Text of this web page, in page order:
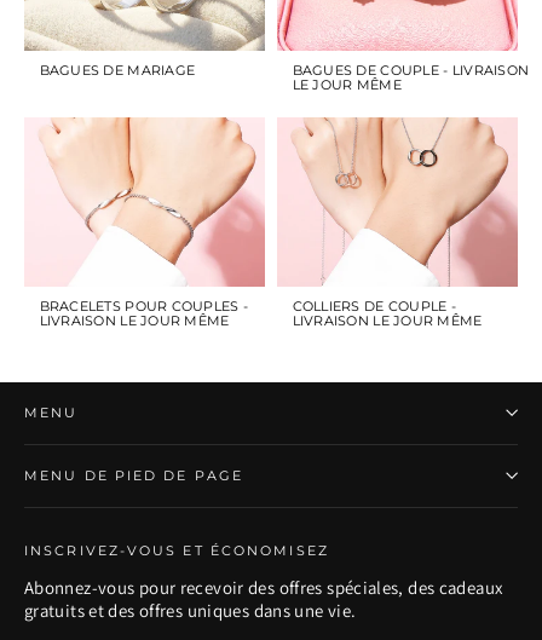
BAGUES DE MARIAGE
BAGUES DE COUPLE - LIVRAISON
LE JOUR MÊME
BRACELETS POUR COUPLES -
LIVRAISON LE JOUR MÊME
COLLIERS DE COUPLE -
LIVRAISON LE JOUR MÊME
MENU
MENU DE PIED DE PAGE
INSCRIVEZ-VOUS ET ÉCONOMISEZ
Abonnez-vous pour recevoir des offres spéciales, des cadeaux
gratuits et des offres uniques dans une vie.